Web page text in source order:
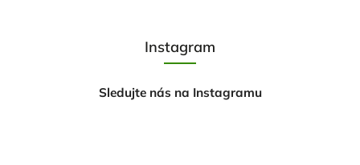
Instagram
Sledujte nás na Instagramu